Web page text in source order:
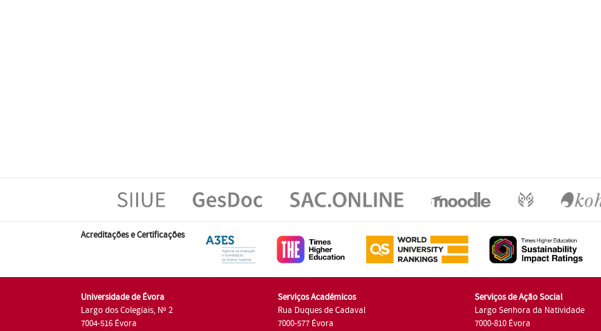
Acreditações e Certificações
Universidade de Évora
Largo dos Colegiais, Nº 2
7004-516 Évora
Serviços Académicos
Rua Duques de Cadaval
7000-577 Évora
Serviços de Ação Social
Largo Senhora da Natividade
7000-810 Évora